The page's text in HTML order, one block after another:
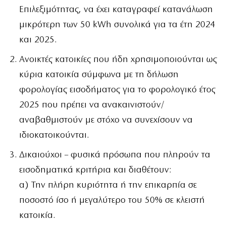
Επιλεξιμότητας, να έχει καταγραφεί κατανάλωση
μικρότερη των 50 kWh συνολικά για τα έτη 2024
και 2025.
Ανοικτές κατοικίες που ήδη χρησιμοποιούνται ως
κύρια κατοικία σύμφωνα με τη δήλωση
φορολογίας εισοδήματος για το φορολογικό έτος
2025 που πρέπει να ανακαινιστούν/
αναβαθμιστούν με στόχο να συνεχίσουν να
ιδιοκατοικούνται.
Δικαιούχοι – φυσικά πρόσωπα που πληρούν τα
εισοδηματικά κριτήρια και διαθέτουν:
α) Την πλήρη κυριότητα ή την επικαρπία σε
ποσοστό ίσο ή μεγαλύτερο του 50% σε κλειστή
κατοικία.